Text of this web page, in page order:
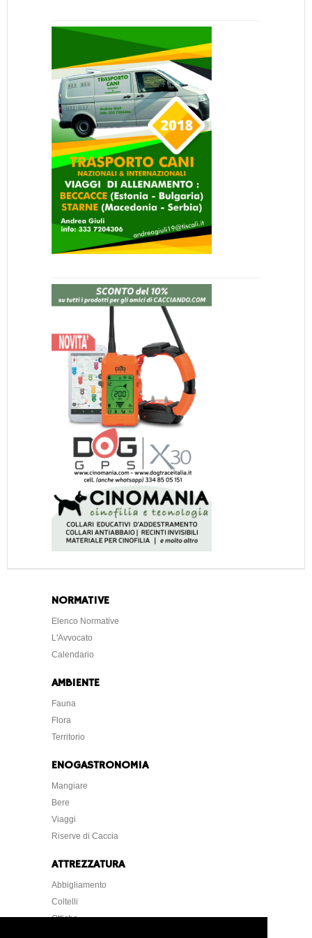
NORMATIVE
Elenco Normative
L'Avvocato
Calendario
AMBIENTE
Fauna
Flora
Territorio
ENOGASTRONOMIA
Mangiare
Bere
Viaggi
Riserve di Caccia
ATTREZZATURA
Abbigliamento
Coltelli
Ottiche